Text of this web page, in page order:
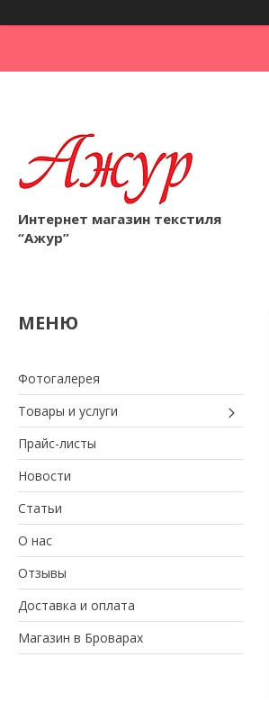
Интернет магазин текстиля
“Ажур”
Фотогалерея
Товары и услуги
Прайс-листы
Новости
Статьи
О нас
Отзывы
Доставка и оплата
Магазин в Броварах